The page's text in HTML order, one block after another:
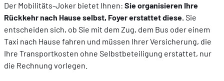
Der Mobilitäts-Joker bietet Ihnen: Sie organisieren Ihre
Rückkehr nach Hause selbst, Foyer erstattet diese.Sie
entscheiden sich, ob Sie mit dem Zug, dem Bus oder einem
Taxi nach Hause fahren und müssen Ihrer Versicherung, die
Ihre Transportkosten ohne Selbstbeteiligung erstattet, nur
die Rechnung vorlegen.